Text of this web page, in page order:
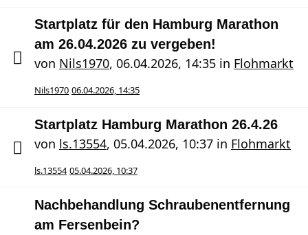
Startplatz für den Hamburg Marathon
am 26.04.2026 zu vergeben!
von Nils1970, 06.04.2026, 14:35 in Flohmarkt
Nils1970 06.04.2026, 14:35
Startplatz Hamburg Marathon 26.4.26
von ls.13554, 05.04.2026, 10:37 in Flohmarkt
ls.13554 05.04.2026, 10:37
Nachbehandlung Schraubenentfernung
am Fersenbein?